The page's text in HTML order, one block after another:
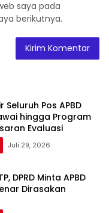
saya pada
berikutnya.
Seluruh Pos APBD
hingga Program
Evaluasi
Juli 29, 2026
DPRD Minta APBD
Dirasakan